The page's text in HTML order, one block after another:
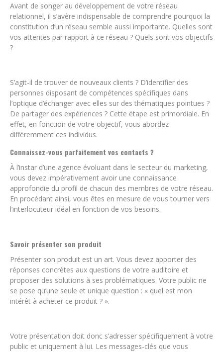
Avant de songer au développement de votre réseau
relationnel, il s’avère indispensable de comprendre pourquoi la
constitution d’un réseau semble aussi importante. Quelles sont
vos attentes par rapport à ce réseau ? Quels sont vos objectifs
?
S’agit-il de trouver de nouveaux clients ? D’identifier des
personnes disposant de compétences spécifiques dans
l’optique d’échanger avec elles sur des thématiques pointues ?
De partager des expériences ? Cette étape est primordiale. En
effet, en fonction de votre objectif, vous abordez
différemment ces individus.
Connaissez-vous parfaitement vos contacts ?
À l’instar d’une agence évoluant dans le secteur du marketing,
vous devez impérativement avoir une connaissance
approfondie du profil de chacun des membres de votre réseau.
En procédant ainsi, vous êtes en mesure de vous tourner vers
l’interlocuteur idéal en fonction de vos besoins.
Savoir présenter son produit
Présenter son produit est un art. Vous devez apporter des
réponses concrètes aux questions de votre auditoire et
proposer des solutions à ses problématiques. Votre public ne
se pose qu’une seule et unique question : « quel est mon
intérêt à acheter ce produit ? ».
Votre présentation doit donc s’adresser spécifiquement à votre
public et uniquement à lui. Les messages-clés que vous